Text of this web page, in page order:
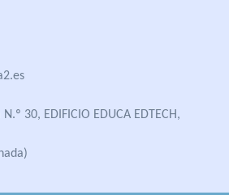
30, EDIFICIO EDUCA EDTECH,